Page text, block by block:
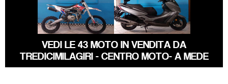
ALTRO-
MODELLO
KYMCO X-TOWN
VEDI LE 43 MOTO IN VENDITA DA
TREDICIMILAGIRI - CENTRO MOTO- A MEDE